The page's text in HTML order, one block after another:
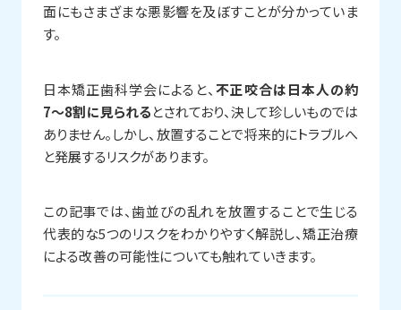
面にもさまざまな悪影響を及ぼすことが分かっていま
す。
日本矯正歯科学会によると、不正咬合は日本人の約
7〜8割に見られるとされており、決して珍しいものでは
ありません。しかし、放置することで将来的にトラブルへ
と発展するリスクがあります。
この記事では、歯並びの乱れを放置することで生じる
代表的な5つのリスクをわかりやすく解説し、矯正治療
による改善の可能性についても触れていきます。